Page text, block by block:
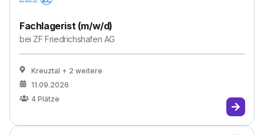
Fachlagerist (m/w/d)
bei ZF Friedrichshafen AG
Kreuztal + 2 weitere
11.09.2026
4 Plätze